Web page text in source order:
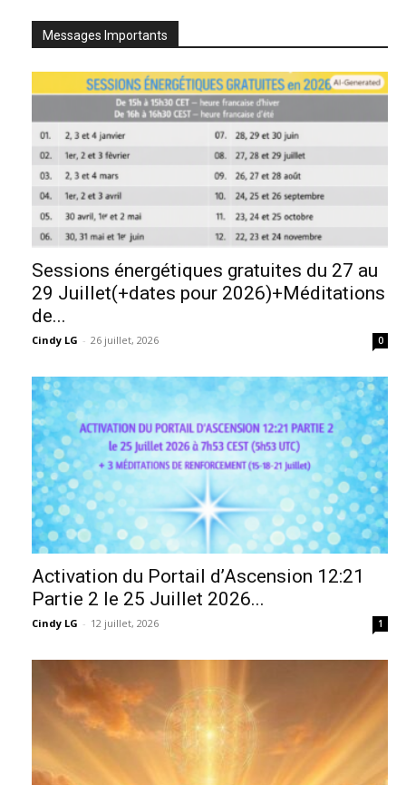
Messages Importants
Sessions énergétiques gratuites du 27 au
29 Juillet(+dates pour 2026)+Méditations
de...
Cindy LG - 26 juillet, 2026 0
Activation du Portail d’Ascension 12:21
Partie 2 le 25 Juillet 2026...
Cindy LG - 12 juillet, 2026 1